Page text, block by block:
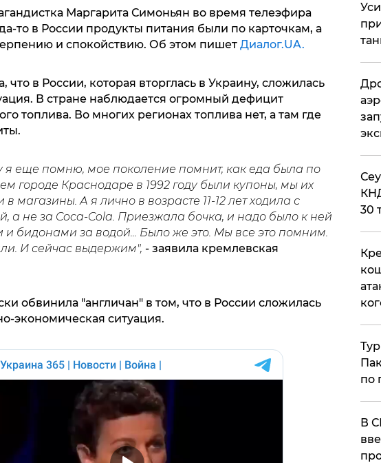
Маргарита Симоньян во время телеэфира
то в России продукты питания были по карточкам, а
и спокойствию. Об этом пишет Диалог.UA.
что в России, которая вторглась в Украину, сложилась
В стране наблюдается огромный дефицит
топлива. Во многих регионах топлива нет, а там где
я еще помню, мое поколение помнит, как еда была по
городе Краснодаре в 1992 году были купоны, мы их
магазины. А я лично в возрасте 11-12 лет ходила с
а не за Coca-Cola. Приезжала бочка, и надо было к ней
и бидонами за водой... Было же это. Мы все это помним.
И сейчас выдержим", - заявила кремлевская
обвинила "англичан" в том, что в России сложилась
экономическая ситуация.
30
по
В